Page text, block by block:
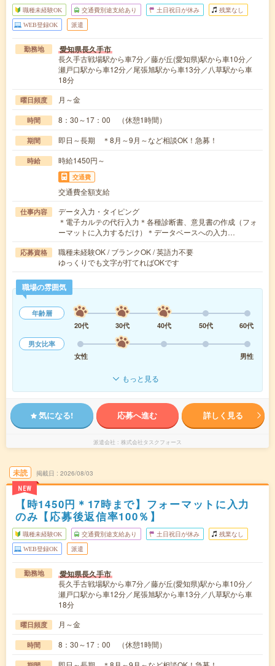
職種未経験OK 交通費別途支給あり 土日祝日が休み 残業なし
WEB登録OK 派遣
勤務地 愛知県長久手市
長久手古戦場駅から車7分／藤が丘(愛知県)駅から車10分／
瀬戸口駅から車12分／尾張旭駅から車13分／八草駅から車
18分
曜日頻度 月～金
時間 8：30～17：00 （休憩1時間）
期間 即日～長期 ＊8月～9月～など相談OK！急募！
時給 時給1450円～
交通費
交通費全額支給
仕事内容
データ入力・タイピング
＊電子カルテの代行入力＊各種診断書、意見書の作成（フォ
ーマットに入力するだけ）＊データベースへの入力…
応募資格
職種未経験OK / ブランクOK / 英語力不要
ゆっくりでも文字が打てればOKです
職場の雰囲気
年齢層
20代
30代 40代 50代
60代
男女比率
女性
男性
もっと見る
気になる! 応募へ進む 詳しく見る
派遣会社 株式会社タスクフォース
未読
NEW
掲載日 2026/08/03
【時1450円＊17時まで】フォーマットに入力
のみ【応募後返信率100％】
職種未経験OK 交通費別途支給あり 土日祝日が休み 残業なし
WEB登録OK 派遣
勤務地 愛知県長久手市
長久手古戦場駅から車7分／藤が丘(愛知県)駅から車10分／
瀬戸口駅から車12分／尾張旭駅から車13分／八草駅から車
18分
曜日頻度 月～金
時間 8：30～17：00 （休憩1時間）